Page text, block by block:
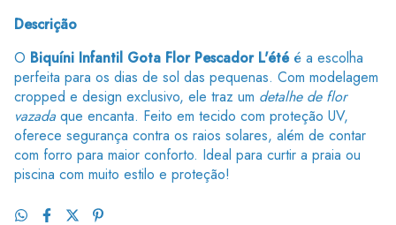
Descrição
O Biquíni Infantil Gota Flor Pescador L'étéé a escolha
perfeita para os dias de sol das pequenas. Com modelagem
cropped e design exclusivo, ele traz um detalhe de flor
vazada que encanta. Feito em tecido com proteção UV,
oferece segurança contra os raios solares, além de contar
com forro para maior conforto. Ideal para curtir a praia ou
piscina com muito estilo e proteção!